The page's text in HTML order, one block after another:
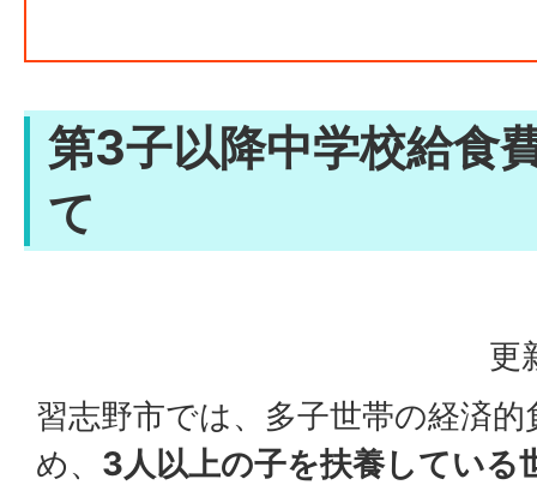
第3子以降中学校給食
て
更
習志野市では、多子世帯の経済
め、 3人以上の子を扶養している